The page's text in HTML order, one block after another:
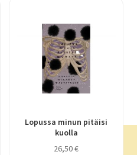
Lopussa minun pitäisi
kuolla
26,50€